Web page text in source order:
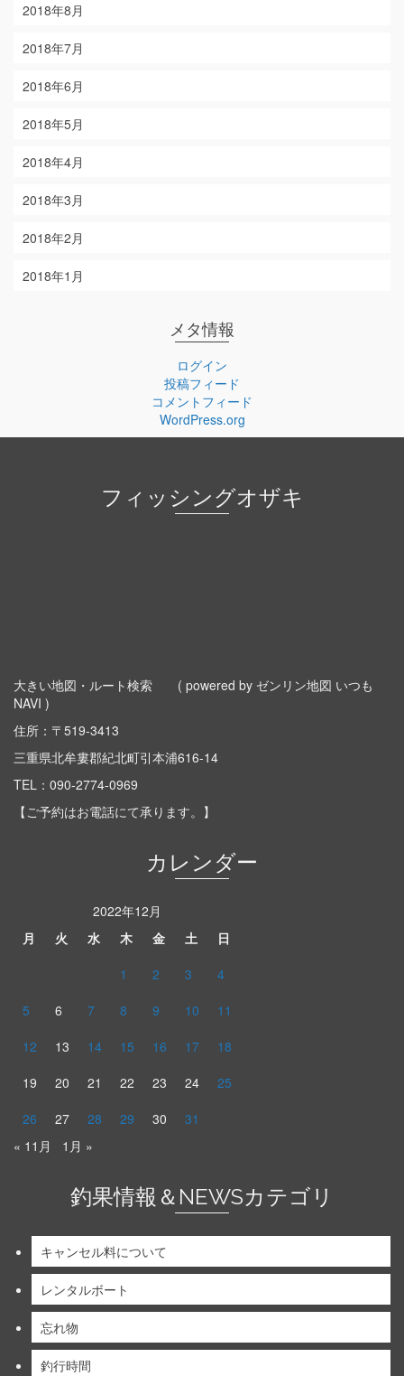
2018年8月
2018年7月
2018年6月
2018年5月
2018年4月
2018年3月
2018年2月
2018年1月
メタ情報
ログイン
投稿フィード
コメントフィード
WordPress.org
フィッシングオザキ
大きい地図・ルート検索
( powered by ゼンリン地図 いつも
NAVI )
住所：〒519-3413
三重県北牟婁郡紀北町引本浦616-14
TEL： 090-2774-0969
【ご予約はお電話にて承ります。】
カレンダー
2022年12月
月
火 水 木 金 土
日
1
2 3
4
5
6 7 8 9 10
11
12
13 14 15 16 17
18
19
20 21 22 23 24
25
26
27 28 29 30
31
« 11月
1月 »
釣果情報＆NEWSカテゴリ
キャンセル料について
レンタルボート
忘れ物
釣行時間